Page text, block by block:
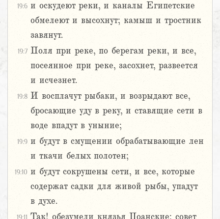
19:6 и оскудеют реки, и каналы Египетские
обмелеют и высохнут; камыш и тростник
завянут.
19:7 Поля при реке, по берегам реки, и все,
посеянное при реке, засохнет, развеется
и исчезнет.
19:8 И восплачут рыбаки, и возрыдают все,
бросающие уду в реку, и ставящие сети в
воде впадут в уныние;
19:9 и будут в смущении обрабатывающие лен
и ткачи белых полотен;
19:10 и будут сокрушены сети, и все, которые
содержат садки для живой рыбы, упадут
в духе.
19:11 Так! обезумели князья Цоанские; совет